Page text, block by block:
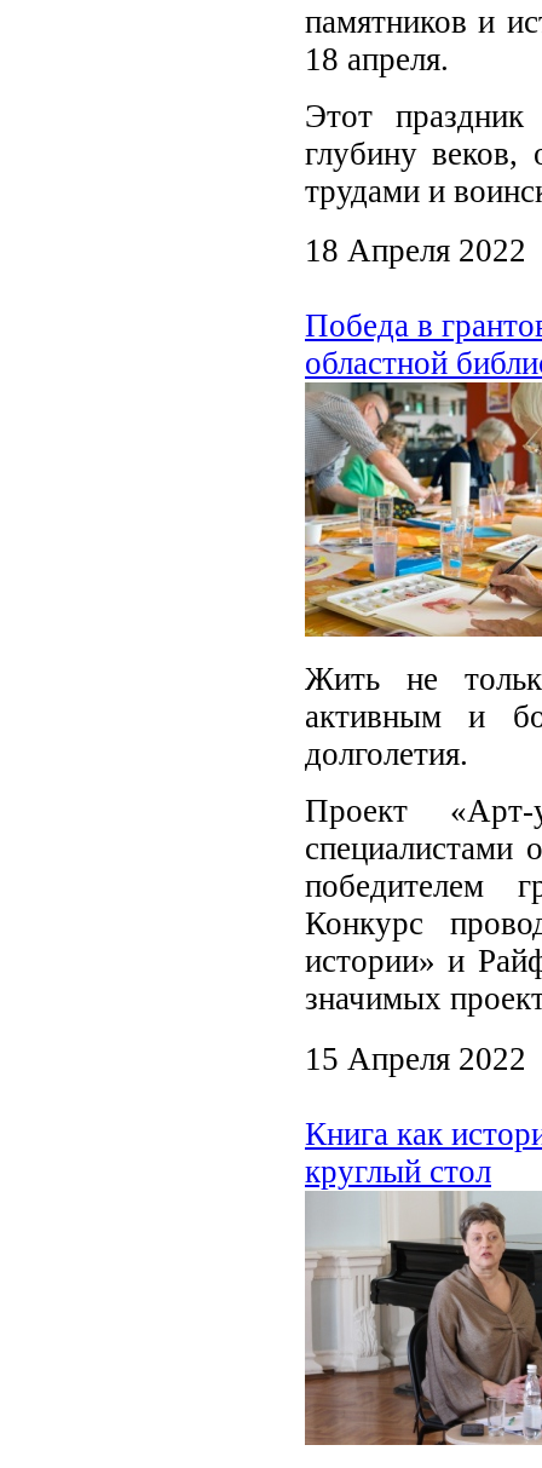
памятников и
18 апреля.
Этот
глубину веков,
трудами и
18 Апреля 2022
Победа в
областной
Жить не
активным и
долголетия.
Проект
специалистами
победителем
Конкурс
истории» и
значимых
15 Апреля 2022
Книга как
круглый стол